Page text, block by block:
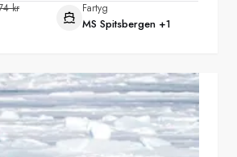
kr Fartyg
MS Spitsbergen +1